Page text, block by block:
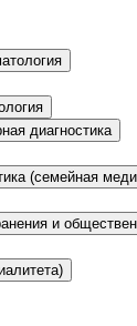
науки
безопасность и
безопасность и
безопасность в
диагностика
(семейная
и